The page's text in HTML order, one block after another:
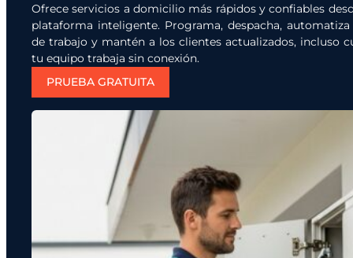
Ofrece servicios a domicilio más rápidos y confiables
plataforma inteligente. Programa, despacha,
de trabajo y mantén a los clientes actualizados, incluso
tu equipo trabaja sin conexión.
PRUEBA GRATUITA